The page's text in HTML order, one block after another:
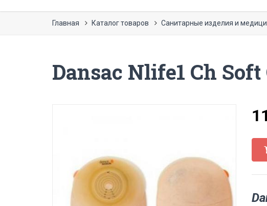
Главная Каталог товаров Санитарные изделия и
Dansac Nlife1 Ch Soft